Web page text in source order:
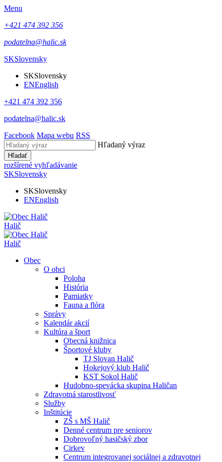
Menu
+421 474 392 356
podatelna@halic.sk
SKSlovensky
SKSlovensky
ENEnglish
+421 474 392 356
podatelna@halic.sk
Facebook Mapa webu RSS
Hľadaný výraz
Hľadať
rozšírené vyhľadávanie
SKSlovensky
SKSlovensky
ENEnglish
Halič
Halič
Obec
O obci
Poloha
História
Pamiatky
Fauna a flóra
Správy
Kalendár akcií
Kultúra a šport
Obecná knižnica
Športové kluby
TJ Slovan Halič
Hokejový klub Halič
KST Sokol Halič
Hudobno-spevácka skupina Haličan
Zdravotná starostlivosť
Služby
Inštitúcie
ZŠ s MŠ Halič
Denné centrum pre seniorov
Dobrovoľný hasičský zbor
Cirkev
Centrum integrovanej sociálnej a zdravotnej